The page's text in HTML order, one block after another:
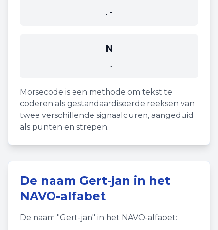
.-
N
-.
Morsecode is een methode om tekst te
coderen als gestandaardiseerde reeksen van
twee verschillende signaalduren, aangeduid
als punten en strepen.
De naam Gert-jan in het
NAVO-alfabet
De naam "Gert-jan" in het NAVO-alfabet: